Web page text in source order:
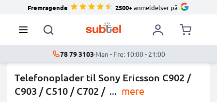
Fremragende 2500+anmeldelser på
78 79 3103·Man - Fre: 10:00 - 21:00
Telefonoplader til Sony Ericsson C902 /
C903 / C510 / C702 / ... mere